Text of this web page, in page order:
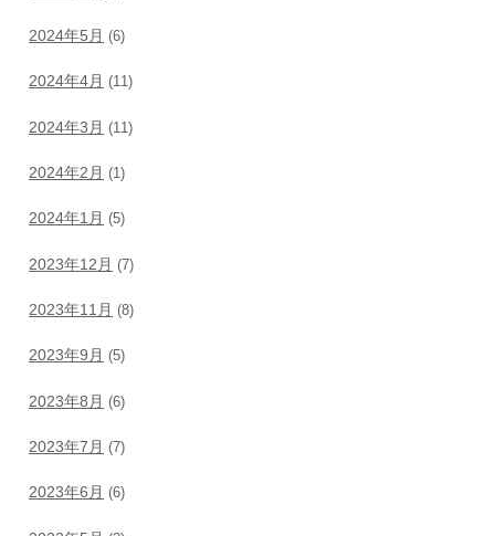
2024年5月 (6)
2024年4月 (11)
2024年3月 (11)
2024年2月 (1)
2024年1月 (5)
2023年12月 (7)
2023年11月 (8)
2023年9月 (5)
2023年8月 (6)
2023年7月 (7)
2023年6月 (6)